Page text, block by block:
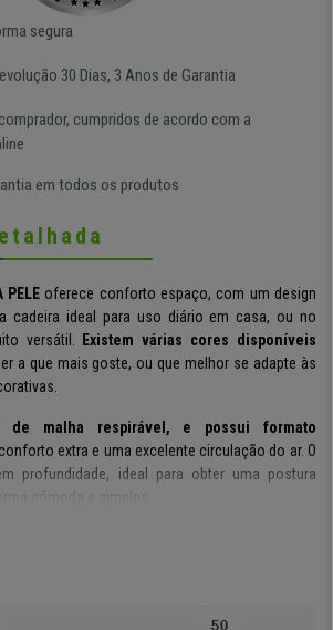
segura
30 Dias, 3 Anos de Garantia
cumpridos de acordo com a
em todos os produtos
PELE oferece conforto espaço, com um design
cadeira ideal para uso diário em casa, ou no
versátil. Existem várias cores disponíveis
a que mais goste, ou que melhor se adapte às
malha respirável, e possui formato
extra e uma excelente circulação do ar. O
profundidade, ideal para obter uma postura
cómoda e simples.